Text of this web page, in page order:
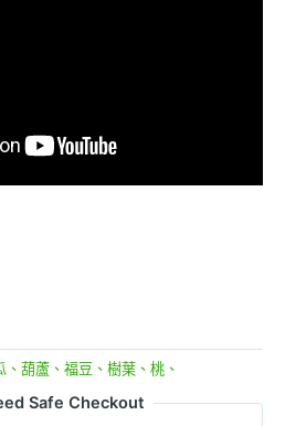
葫蘆、福豆、樹葉、桃、
Safe Checkout